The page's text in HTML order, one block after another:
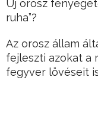
Új orosz
ruha”?
Az orosz állam
fejleszti azokat a
fegyver lövéseit